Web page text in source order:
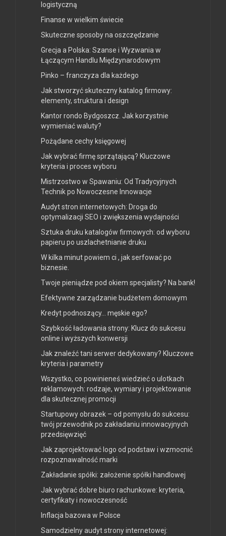
logistyczną
Finanse w wielkim świecie
Skuteczne sposoby na oszczędzanie
Grecja a Polska: Szanse i Wyzwania w
Łączącym Handlu Międzynarodowym
Pinko – franczyza dla każdego
Jak stworzyć skuteczny katalog firmowy:
elementy, struktura i design
Kantor rondo Bydgoszcz. Jak korzystnie
wymieniać waluty?
Pożądane cechy księgowej
Jak wybrać firmę sprzątającą? Kluczowe
kryteria i proces wyboru
Mistrzostwo w Spawaniu: Od Tradycyjnych
Technik po Nowoczesne Innowacje
Audyt stron internetowych: Droga do
optymalizacji SEO i zwiększenia wydajności
Sztuka druku katalogów firmowych: od wyboru
papieru po uszlachetnianie druku
W kilka minut powiem ci , jak serfować po
biznesie.
Twoje pieniądze pod okiem specjalisty? Na bank!
Efektywne zarządzanie budżetem domowym
Kredyt podnoszący… męskie ego?
Szybkość ładowania strony: Klucz do sukcesu
online i wyższych konwersji
Jak znaleźć tani serwer dedykowany? Kluczowe
kryteria i parametry
Wszystko, co powinieneś wiedzieć o ulotkach
reklamowych: rodzaje, wymiary i projektowanie
dla skutecznej promocji
Startupowy obrazek – od pomysłu do sukcesu:
twój przewodnik po zakładaniu innowacyjnych
przedsięwzięć
Jak zaprojektować logo od podstaw i wzmocnić
rozpoznawalność marki
Zakładanie spółki: założenie spółki handlowej
Jak wybrać dobre biuro rachunkowe: kryteria,
certyfikaty i nowoczesność
Inflacja bazowa w Polsce
Samodzielny audyt strony internetowej: